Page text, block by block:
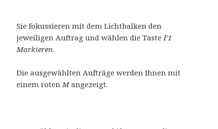
Sie fokussieren mit dem Lichtbalken den
jeweiligen Auftrag und wählen die TasteF1
Markieren.
Die ausgewählten Aufträge werden Ihnen mit
einem rotenMangezeigt.